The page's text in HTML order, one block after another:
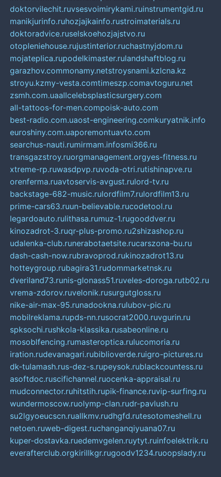
doktorvilechit.ruvsesvoimirykami.ruinstrumentgid.ru
manikjurinfo.ruhozjajkainfo.rustroimaterials.ru
doktoradvice.ruselskoehozjajstvo.ru
otopleniehouse.rujustinterior.ruchastnyjdom.ru
mojateplica.rupodelkimaster.rulandshaftblog.ru
garazhov.commonamy.netstroysnami.kzlcna.kz
stroyu.kzmy-vesta.comtimeszp.comavtoguru.net
zsmh.com.uaallcelebsplasticsurgery.com
all-tattoos-for-men.compoisk-auto.com
best-radio.com.uaost-engineering.comkuryatnik.info
euroshiny.com.uaporemontuavto.com
searchus-nauti.rumirmam.infosmi366.ru
transgazstroy.ruorgmanagement.orgyes-fitness.ru
xtreme-rp.ruwasdpvp.ruvoda-otri.rutishinapve.ru
orenferma.ruavtoservis-avgust.rulord-tv.ru
backstage-682-music.rulordfilm7.rulordfilm13.ru
prime-cars63.ruun-believable.rucodetool.ru
legardoauto.rulithasa.rumuz-1.rugooddver.ru
kinozadrot-3.ruqr-plus-promo.ru2shizashop.ru
udalenka-club.runerabotaetsite.rucarszona-bu.ru
dash-cash-now.rubravoprod.rukinozadrot13.ru
hotteygroup.rubagira31.rudommarketnsk.ru
dveriland73.runis-glonass51.ruveles-doroga.rutb02.ru
vrema-zdorov.ruvelonik.rusurgutgloss.ru
nike-air-max-95.runadookna.rulubov-pic.ru
mobilreklama.rupds-nn.rusocrat2000.ruvgurin.ru
spksochi.rushkola-klassika.rusabeonline.ru
mosoblfencing.rumasteroptica.rulucomoria.ru
iration.rudevanagari.rubiblioverde.ruigro-pictures.ru
dk-tulamash.rus-dez-s.rupeysok.rublackcountess.ru
asoftdoc.ruscifichannel.ruocenka-appraisal.ru
mudconnector.ruhitstih.rupik-finance.ruvip-surfing.ru
wundermoscow.ruolymp-clan.rudr-pavlush.ru
su2lgyoeucscn.ruallkmv.rudhgfd.rutesotomeshell.ru
netoen.ruweb-digest.ruchanganqiyuana07.ru
kuper-dostavka.ruedemvgelen.ruytyt.ruinfoelektrik.ru
everafterclub.orgkirillkgr.rugoodv1234.ruoopslady.ru